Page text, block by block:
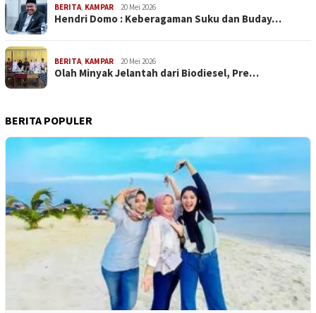
BERITA KAMPAR 20 Mei 2026
Hendri Domo : Keberagaman Suku dan Buday…
BERITA KAMPAR 20 Mei 2026
Olah Minyak Jelantah dari Biodiesel, Pre…
BERITA POPULER